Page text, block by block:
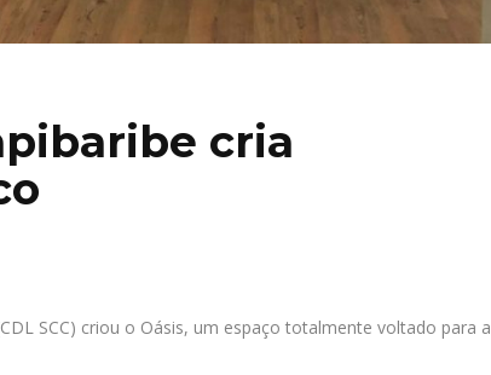
cria
SCC) criou o Oásis, um espaço totalmente voltado para a